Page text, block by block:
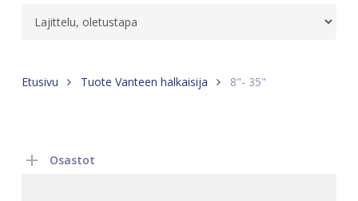
Etusivu Tuote Vanteen halkaisija 8"- 35"
Osastot